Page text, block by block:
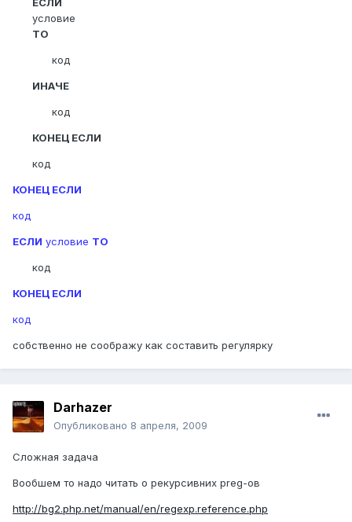
ЕСЛИ
условие
ТО
код
ИНАЧЕ
код
КОНЕЦ ЕСЛИ
код
КОНЕЦ ЕСЛИ
код
ЕСЛИ условие ТО
код
КОНЕЦ ЕСЛИ
код
собственно не соображу как составить регулярку
Darhazer
Опубликовано 8 апреля, 2009
Сложная задача
Вообшем то надо читать о рекурсивних preg-ов
http://bg2.php.net/manual/en/regexp.reference.php